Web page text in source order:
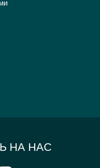
НА НАС